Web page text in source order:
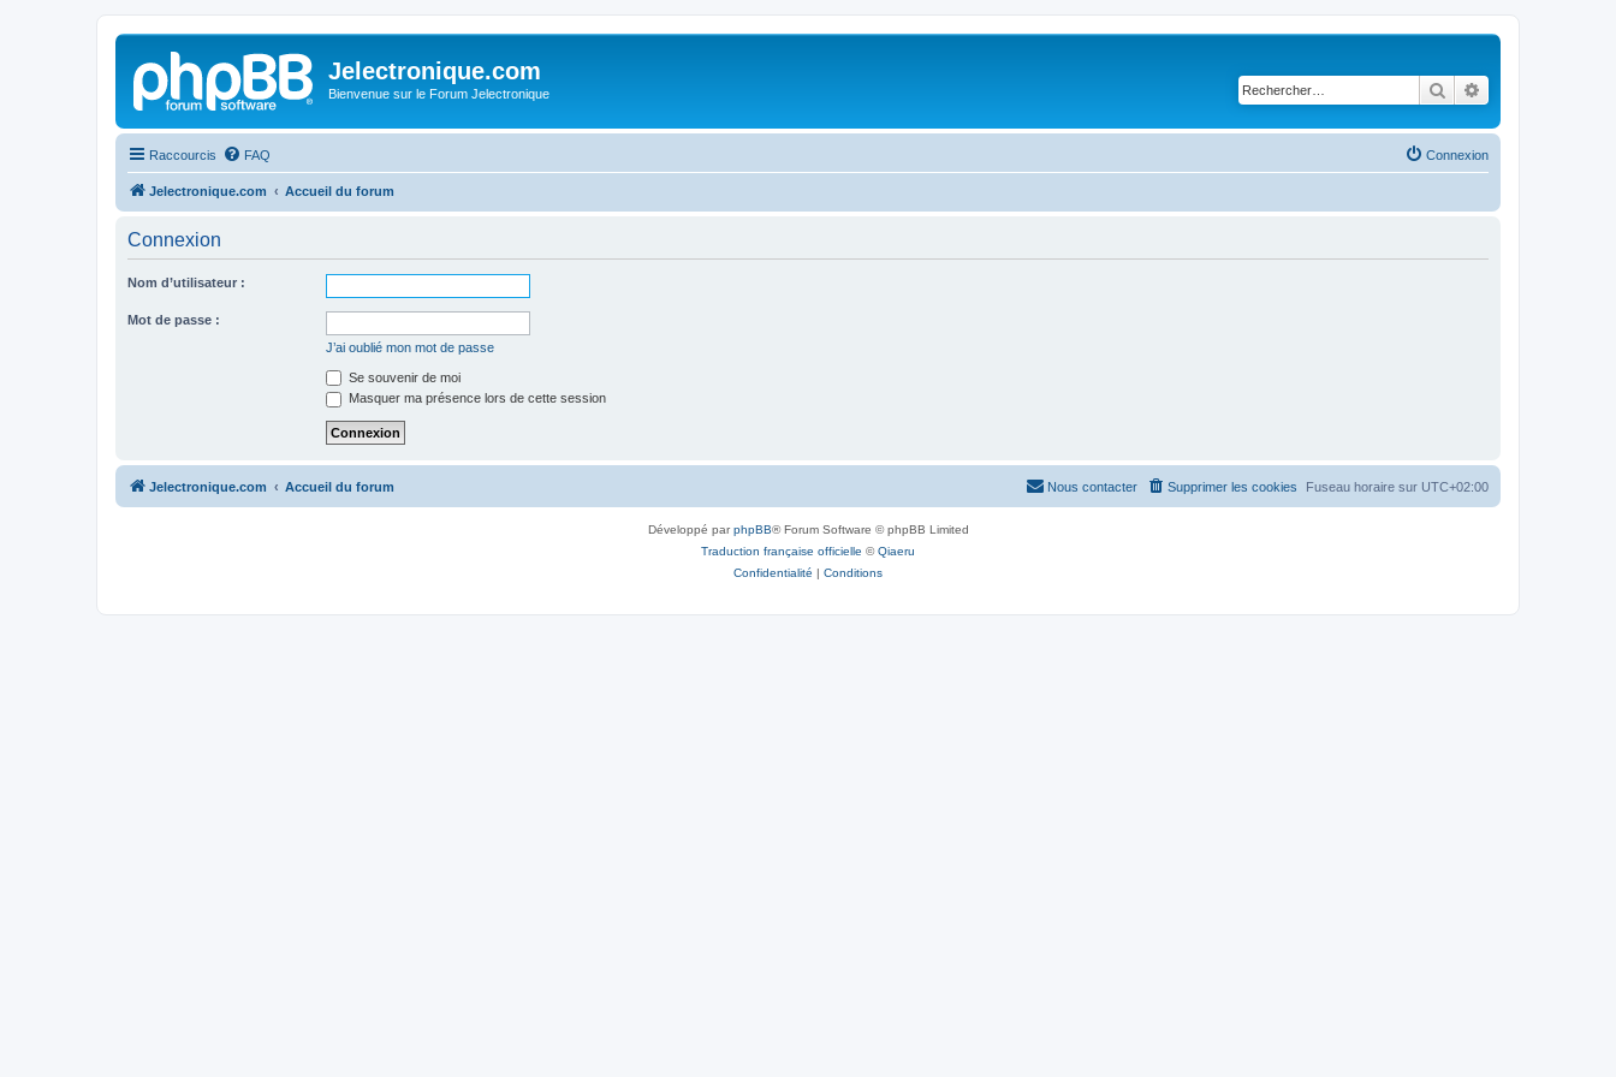
Jelectronique.com
Bienvenue sur le Forum Jelectronique Rechercher
Raccourcis FAQ Connexion
Jelectronique.com Accueil du forum
Connexion
Nom d’utilisateur :
Mot de passe :
J’ai oublié mon mot de passe
Se souvenir de moi
Masquer ma présence lors de cette session
Jelectronique.com Accueil du forum Fuseau horaire sur UTC+02:00
Supprimer les cookies
Nous contacter
Développé parphpBB® Forum Software © phpBB Limited
Traduction française officielle ©Qiaeru
Confidentialité | Conditions